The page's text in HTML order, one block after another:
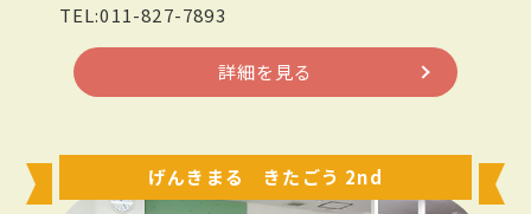
TEL:011-827-7893
詳細を見る
げんきまる きたごう 2nd